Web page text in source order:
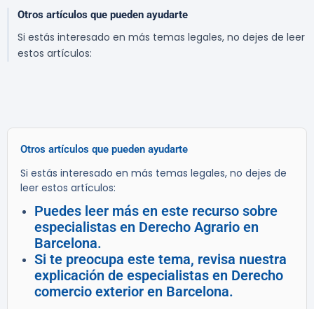
Otros artículos que pueden ayudarte
Si estás interesado en más temas legales, no dejes de leer
estos artículos:
Otros artículos que pueden ayudarte
Si estás interesado en más temas legales, no dejes de
leer estos artículos:
Puedes leer más en este recurso sobre
especialistas en Derecho Agrario en
Barcelona.
Si te preocupa este tema, revisa nuestra
explicación de especialistas en Derecho
comercio exterior en Barcelona.